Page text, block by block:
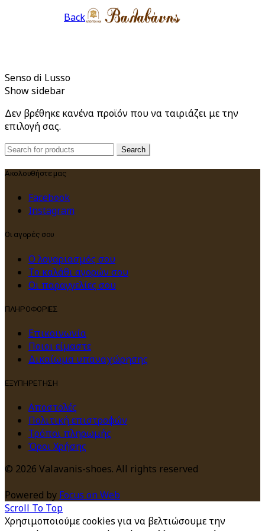
Back
Senso di Lusso
Show sidebar
Δεν βρέθηκε κανένα προϊόν που να ταιριάζει με την
επιλογή σας.
Search
Search
Ακολουθήστε μας
Facebook
Instagram
Οι αγορές σου
Ο λογαριασμός σου
Το καλάθι αγορών σου
Οι παραγγελίες σου
ΠΛΗΡΟΦΟΡΙΕΣ
Επικοινωνία
Ποιοι είμαστε
Δικαίωμα υπαναχώρησης
ΕΞΥΠΗΡΕΤΗΣΗ
Αποστολές
Πολιτική επιστροφών
Τρόποι πληρωμής
Όροι Χρήσης
© 2026 Valavanis-shoes. All rights reserved
Powered by Focus on Web
Scroll To Top
Χρησιμοποιούμε cookies για να βελτιώσουμε την